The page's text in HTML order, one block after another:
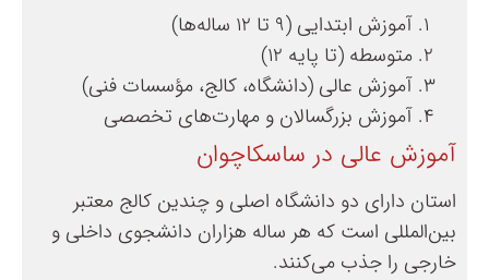
آموزش ابتدایی (۹ تا ۱۲ ساله‌ها)
متوسطه (تا پایه ۱۲)
آموزش عالی (دانشگاه، کالج، مؤسسات فنی)
آموزش بزرگسالان و مهارت‌های تخصصی
آموزش عالی در ساسکاچوان
استان دارای دو دانشگاه اصلی و چندین کالج معتبر
بین‌المللی است که هر ساله هزاران دانشجوی داخلی و
خارجی را جذب می‌کنند.